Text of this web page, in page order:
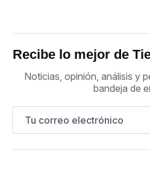
Recibe lo mejor de
Noticias, opinión, análisis y
bandeja de